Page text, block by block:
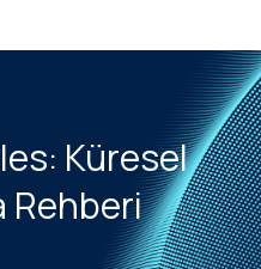
Küresel
Rehberi